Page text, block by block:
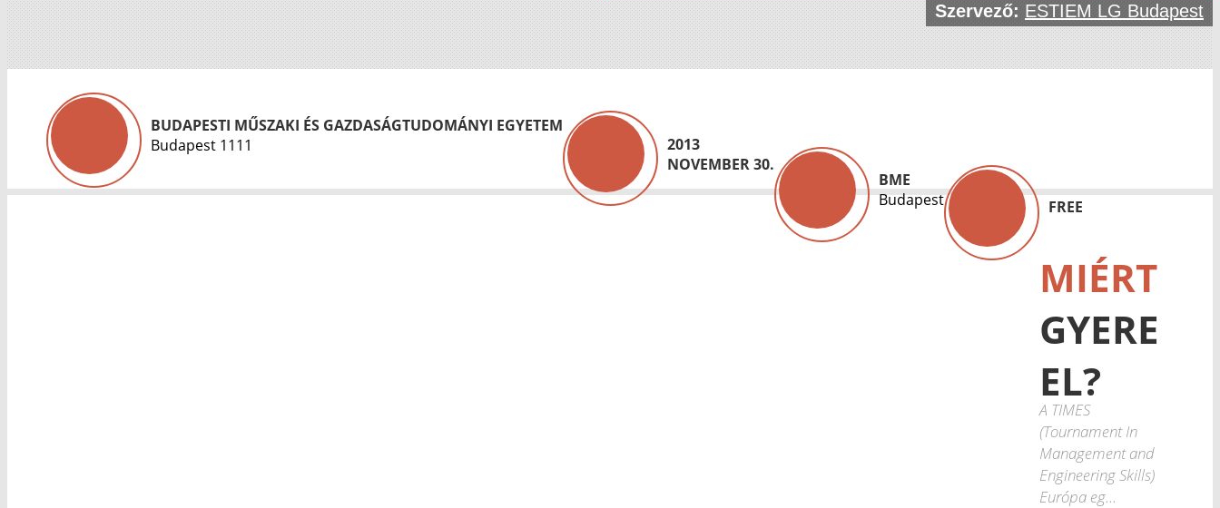
Szervező: ESTIEM LG Budapest
BUDAPESTI MŰSZAKI ÉS GAZDASÁGTUDOMÁNYI EGYETEM
Budapest 1111
2013
NOVEMBER 30.
BME
Budapest
FREE
MIÉRT
GYERE
EL?
A TIMES
(Tournament In
Management and
Engineering Skills)
Európa eg...